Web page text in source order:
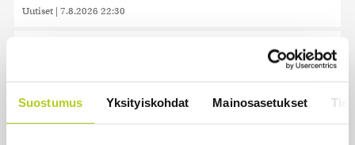
Suostumus Yksityiskohdat Mainosasetukset
Uutiset | 7.8.2026 22:30
Reuters: Ukraina on tuhonnut yli miljoona
Uutiset | 7.8.2026 21:55
Palautitko puistosta löydetyt pullot tai pakastitko